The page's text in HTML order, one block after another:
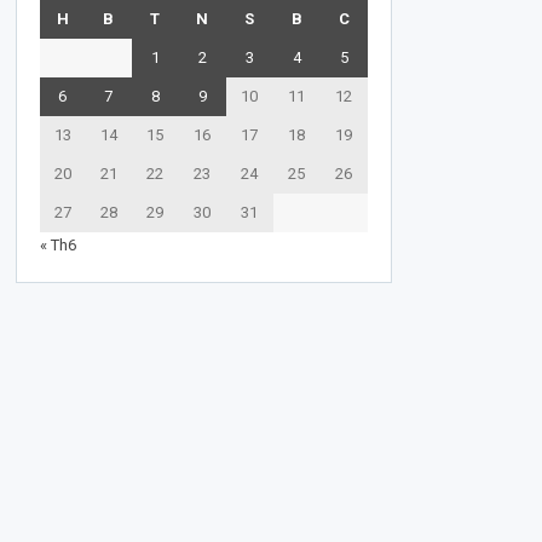
H B T N S B C
1 2 3 4 5
6 7 8 9 10 11 12
13 14 15 16 17 18 19
20 21 22 23 24 25 26
27 28 29 30
31
« Th6